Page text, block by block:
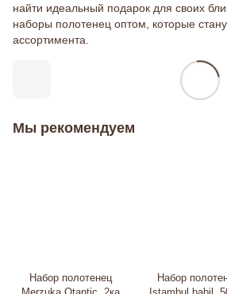
найти идеальный подарок для своих
наборы полотенец оптом, которые
ассортимента.
Мы рекомендуем
Набор полотенец
Набор